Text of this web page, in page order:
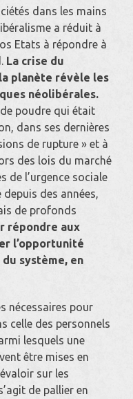
dans les mains
a réduit à
Etats à répondre à
La crise du
planète révèle les
néolibérales.
poudre qui était
dans ses dernières
de rupture » et à
des lois du marché
de l’urgence sociale
des années,
de profonds
répondre aux
l’opportunité
système, en
nécessaires pour
celle des personnels
lesquels une
être mises en
sur les
de pallier en